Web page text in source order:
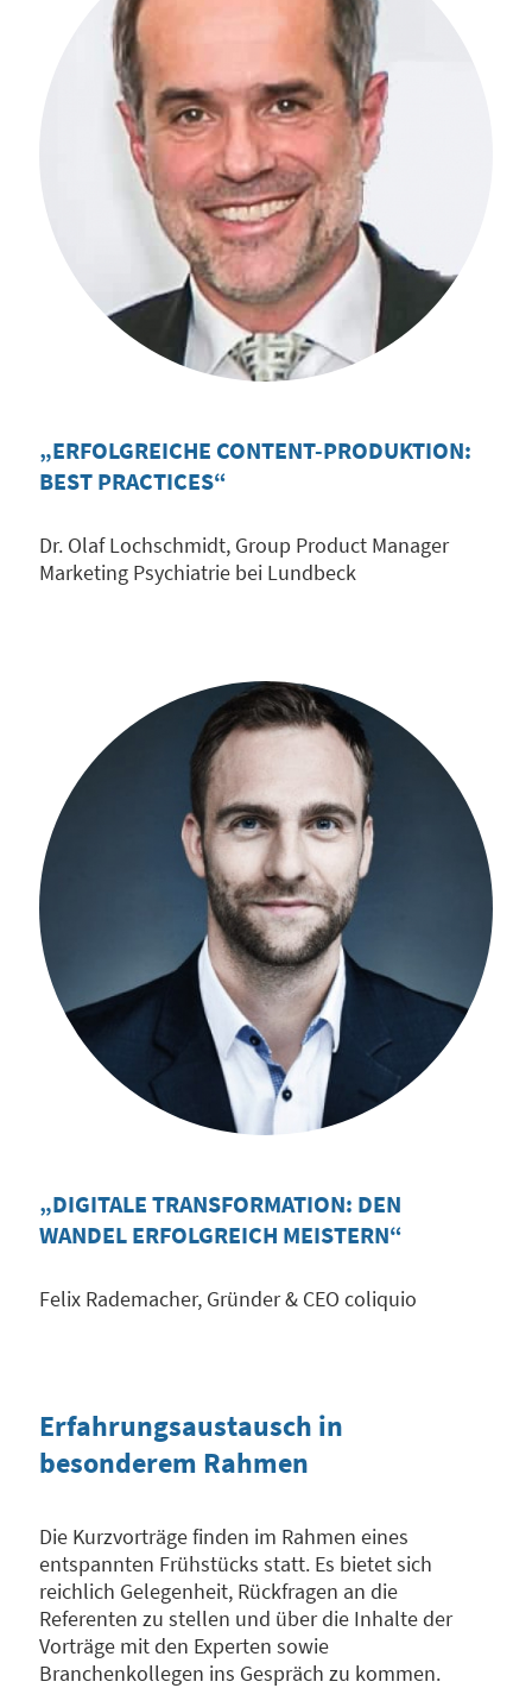
„ERFOLGREICHE CONTENT-PRODUKTION:
BEST PRACTICES“
Dr. Olaf Lochschmidt, Group Product Manager
Marketing Psychiatrie bei Lundbeck
„DIGITALE TRANSFORMATION: DEN
WANDEL ERFOLGREICH MEISTERN“
Felix Rademacher, Gründer & CEO coliquio
Erfahrungsaustausch in
besonderem Rahmen
Die Kurzvorträge finden im Rahmen eines
entspannten Frühstücks statt. Es bietet sich
reichlich Gelegenheit, Rückfragen an die
Referenten zu stellen und über die Inhalte der
Vorträge mit den Experten sowie
Branchenkollegen ins Gespräch zu kommen.